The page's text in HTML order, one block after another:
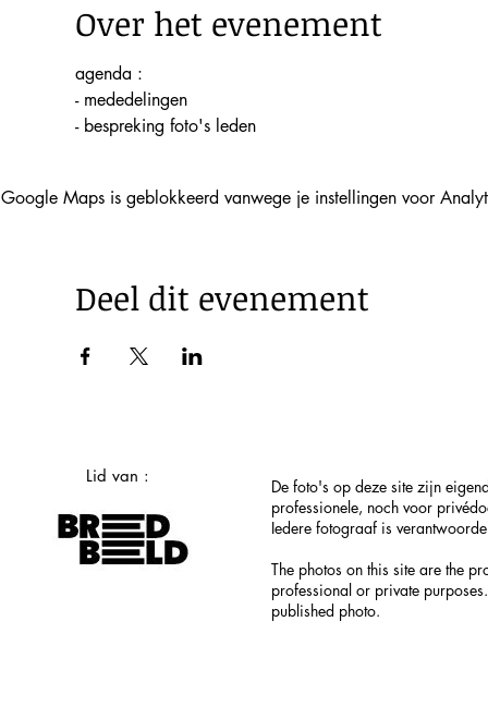
Over het evenement
agenda :
- mededelingen
- bespreking foto's leden
Google Maps is geblokkeerd vanwege je instellingen voor
Deel dit evenement
Lid van :
De foto's op deze site zijn
professionele, noch voor
Iedere fotograaf is
The photos on this site are the
professional or private
published photo.